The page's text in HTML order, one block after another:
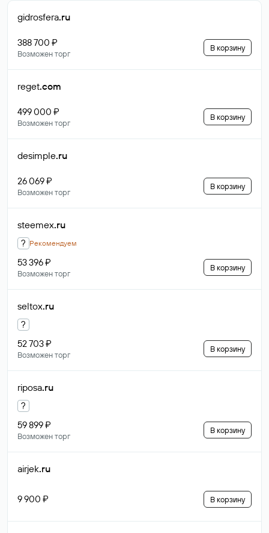
gidrosfera.ru
388 700 ₽
Возможен торг
В корзину
reget.com
499 000 ₽
Возможен торг
В корзину
desimple.ru
26 069 ₽
Возможен торг
В корзину
steemex.ru
? Рекомендуем
53 396 ₽
Возможен торг
В корзину
seltox.ru
?
52 703 ₽
Возможен торг
В корзину
riposa.ru
?
59 899 ₽
Возможен торг
В корзину
airjek.ru
9 900 ₽ В корзину